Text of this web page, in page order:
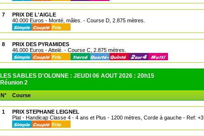
7
PRIX DE L'AIGLE
40.000 Euros - Monté, mâles. - Course D, 2.875 mètres.
8
PRIX DES PYRAMIDES
46.000 Euros - Attelé. - Course C, 2.875 mètres.
LES SABLES D'OLONNE : JEUDI 06 AOUT 2026 : 20h15
Réunion 2
N° Course
1
PRIX STEPHANE LEIGNEL
Plat - Handicap Classe 4 - 4 ans et Plus - 1200 mètres, Corde à gauche - Ref: +3